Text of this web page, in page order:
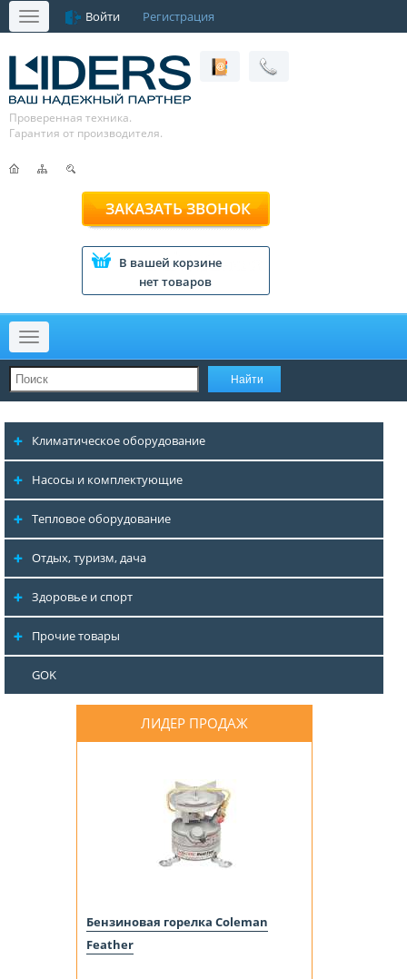
Меню Войти Регистрация
Проверенная техника.
Гарантия от производителя.
ЗАКАЗАТЬ ЗВОНОК
В вашей корзине
нет товаров
Меню
Климатическое оборудование
Насосы и комплектующие
Тепловое оборудование
Отдых, туризм, дача
Здоровье и спорт
Прочие товары
GOK
ЛИДЕР ПРОДАЖ
Бензиновая горелка Coleman
Feather